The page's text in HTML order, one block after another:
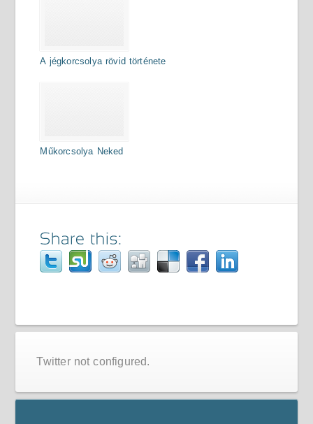
A jégkorcsolya rövid története
Műkorcsolya Neked
Twitter not configured.